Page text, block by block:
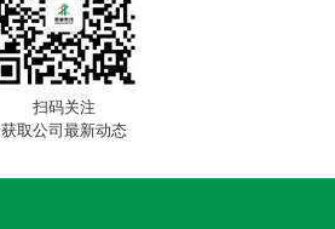
扫码关注
获取公司最新动态